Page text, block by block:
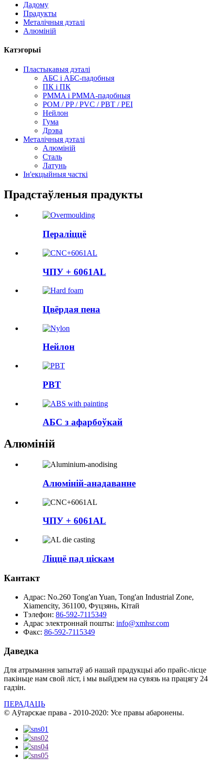
Дадому
Прадукты
Металічныя дэталі
Алюміній
Катэгорыі
Пластыкавыя дэталі
АБС і АБС-падобныя
ПК і ПК
PMMA і PMMA-падобныя
POM / PP / PVC / PBT / PEI
Нейлон
Гума
Дрэва
Металічныя дэталі
Алюміній
Сталь
Латунь
Ін'екцыйныя часткі
Прадстаўленыя прадукты
Пераліццё
ЧПУ + 6061AL
Цвёрдая пена
Нейлон
PBT
АБС з афарбоўкай
Алюміній
Алюміній-анадаванне
ЧПУ + 6061AL
Ліццё пад ціскам
Кантакт
Адрас: No.260 Tong'an Yuan, Tong'an Industrial Zone,
Xiamencity, 361100, Фуцзянь, Кітай
Тэлефон: 86-592-7115349
Адрас электроннай пошты: info@xmhsr.com
Факс: 86-592-7115349
Даведка
Для атрымання запытаў аб нашай прадукцыі або прайс-лісце
пакіньце нам свой ліст, і мы выйдзем на сувязь на працягу 24
гадзін.
ПЕРАДАЦЬ
© Аўтарскае права - 2010-2020: Усе правы абаронены.